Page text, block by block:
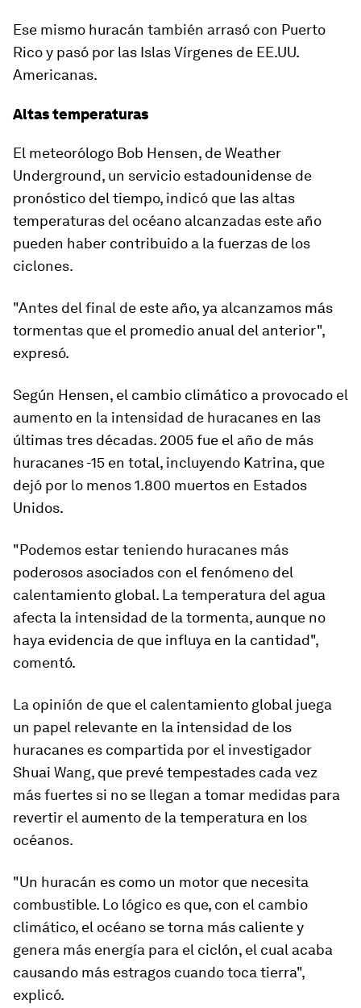
Ese mismo huracán también arrasó con Puerto
Rico y pasó por las Islas Vírgenes de EE.UU.
Americanas.
Altas temperaturas
El meteorólogo Bob Hensen, de Weather
Underground, un servicio estadounidense de
pronóstico del tiempo, indicó que las altas
temperaturas del océano alcanzadas este año
pueden haber contribuido a la fuerzas de los
ciclones.
"Antes del final de este año, ya alcanzamos más
tormentas que el promedio anual del anterior",
expresó.
Según Hensen, el cambio climático a provocado el
aumento en la intensidad de huracanes en las
últimas tres décadas. 2005 fue el año de más
huracanes -15 en total, incluyendo Katrina, que
dejó por lo menos 1.800 muertos en Estados
Unidos.
"Podemos estar teniendo huracanes más
poderosos asociados con el fenómeno del
calentamiento global. La temperatura del agua
afecta la intensidad de la tormenta, aunque no
haya evidencia de que influya en la cantidad",
comentó.
La opinión de que el calentamiento global juega
un papel relevante en la intensidad de los
huracanes es compartida por el investigador
Shuai Wang, que prevétempestades cada vez
más fuertes si no se llegan a tomar medidas para
revertir el aumento de la temperatura en los
océanos.
"Un huracán es como un motor que necesita
combustible. Lo lógico es que, con el cambio
climático, el océano se torna más caliente y
genera más energía para el ciclón, el cual acaba
causando más estragos cuando toca tierra",
explicó.